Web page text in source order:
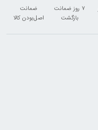
۷ روز ضمانت
بازگشت
ضمانت
اصل‌بودن کالا